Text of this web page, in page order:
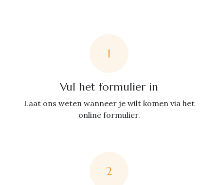
1
Vul het formulier in
Laat ons weten wanneer je wilt komen via het
online formulier.
2